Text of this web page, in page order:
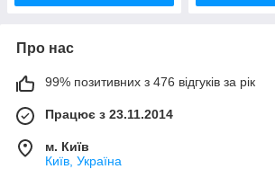
Про нас
99% позитивних з 476 відгуків за рік
Працює з 23.11.2014
м. Київ
Київ, Україна